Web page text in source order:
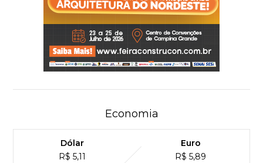
Economia
Dólar
R$ 5,11
Euro
R$ 5,89